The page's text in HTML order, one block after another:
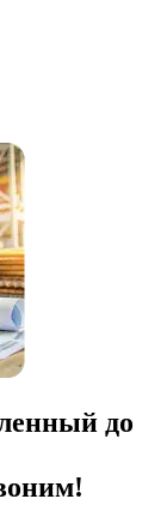
до